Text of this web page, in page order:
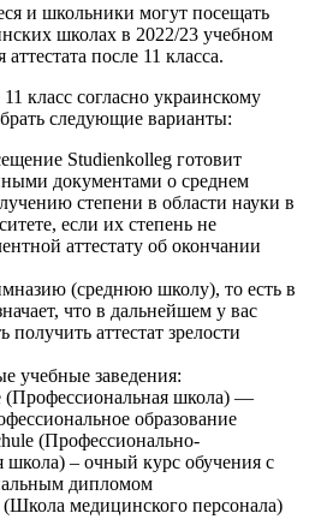
и школьники могут посещать
школах в 2022/23 учебном
после 11 класса.
класс согласно украинскому
следующие варианты:
Studienkolleg готовит
документами о среднем
степени в области науки в
если их степень не
аттестату об окончании
(среднюю школу), то есть в
что в дальнейшем у вас
получить аттестат зрелости
учебные заведения:
(Профессиональная школа) —
образование
(Профессионально-
школа) – очный курс обучения с
дипломом
(Школа медицинского персонала)